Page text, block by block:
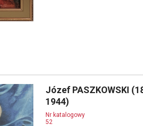
Józef PASZKOWSKI
1944)
Nr katalogowy
52